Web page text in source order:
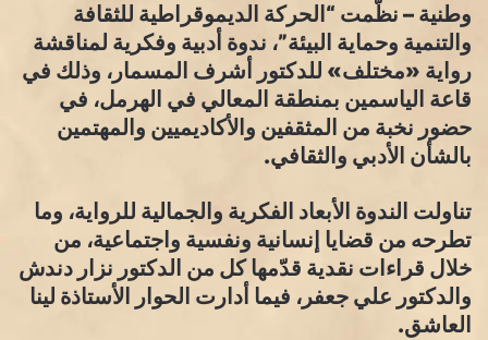
وطنية – نظّمت “الحركة الديموقراطية للثقافة
والتنمية وحماية البيئة”، ندوة أدبية وفكرية لمناقشة
رواية «مختلف» للدكتور أشرف المسمار، وذلك في
قاعة الياسمين بمنطقة المعالي في الهرمل، في
حضور نخبة من المثقفين والأكاديميين والمهتمين
بالشأن الأدبي والثقافي.
تناولت الندوة الأبعاد الفكرية والجمالية للرواية، وما
تطرحه من قضايا إنسانية ونفسية واجتماعية، من
خلال قراءات نقدية قدّمها كل من الدكتور نزار دندش
والدكتور علي جعفر، فيما أدارت الحوار الأستاذة لينا
العاشق.